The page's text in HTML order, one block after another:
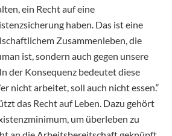
ein Recht auf eine
haben. Das ist eine
Zusammenleben, die
ist, sondern auch gegen unsere
der Konsequenz bedeutet diese
nicht arbeitet, soll auch nicht essen.“
das Recht auf Leben. Dazu gehört
um überleben zu